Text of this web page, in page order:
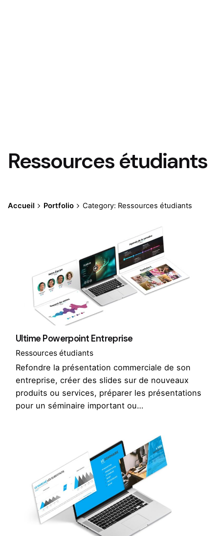
Ressources étudiants
Accueil Portfolio Category: Ressources étudiants
Ultime Powerpoint Entreprise
Ressources étudiants
Refondre la présentation commerciale de son
entreprise, créer des slides sur de nouveaux
produits ou services, préparer les présentations
pour un séminaire important ou…